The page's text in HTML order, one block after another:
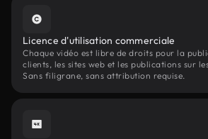
Licence d'utilisation commerciale
Chaque vidéo est libre de droits pour la
clients, les sites web et les publications sur
Sans filigrane, sans attribution requise.